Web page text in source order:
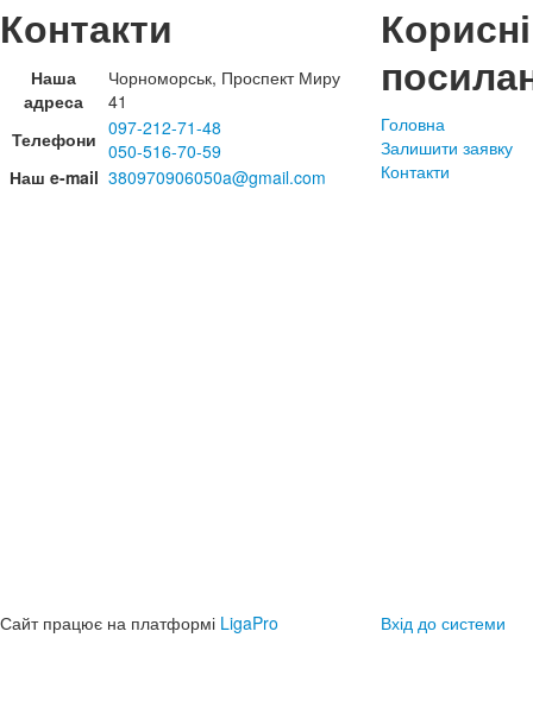
Контакти
Наша
адреса
Чорноморськ, Проспект Миру
41
Телефони 097-212-71-48
050-516-70-59
Наш e-mail 380970906050a@gmail.com
Корисні
Головна
Залишити заявку
Контакти
Сайт працює на платформі LigaPro Вхід до системи